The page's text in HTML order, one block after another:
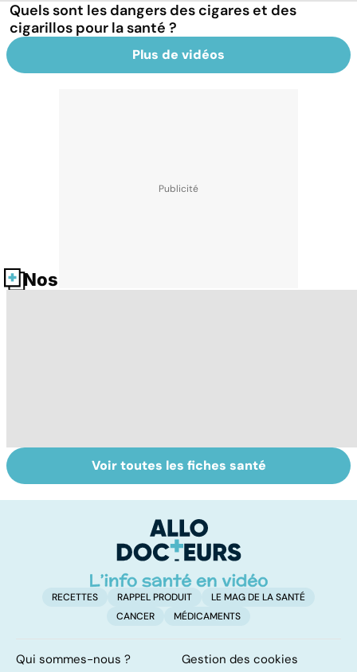
Quels sont les dangers des cigares et des
cigarillos pour la santé ?
Plus de vidéos
Nos fiches santé
Comment tenir
ses bonnes
BPCO, la
bronchite du
Voir toutes les fiches santé
RECETTES RAPPEL PRODUIT
LE MAG DE LA SANTÉ
CANCER
MÉDICAMENTS
Qui sommes-nous ? Gestion des cookies